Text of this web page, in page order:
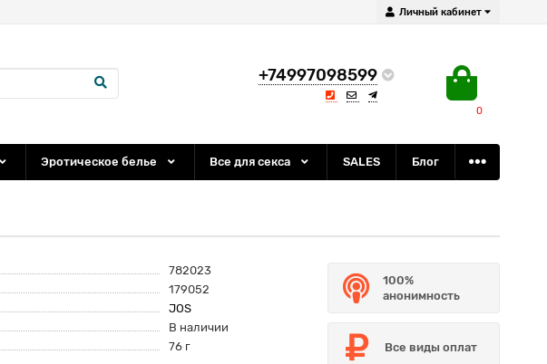
Личный кабинет
+74997098599
0
Эротическое белье Все для секса SALES Блог
782023
179052
JOS
В наличии
76 г
100%
анонимность
Все виды оплат